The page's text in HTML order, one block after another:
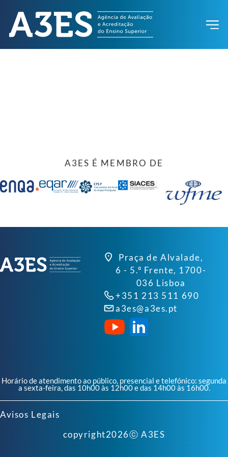
A3ES É MEMBRO DE
Praça de Alvalade,
6 - 5.º Frente, 1700-
036 Lisboa
+351 213 511 690
a3es@a3es.pt
Horário de atendimento ao público, presencial e telefónico: segunda
a sexta-feira, das 10h00 às 12h00 e das 14h00 às 16h00.
Avisos Legais
copyright2026ⓒ A3ES